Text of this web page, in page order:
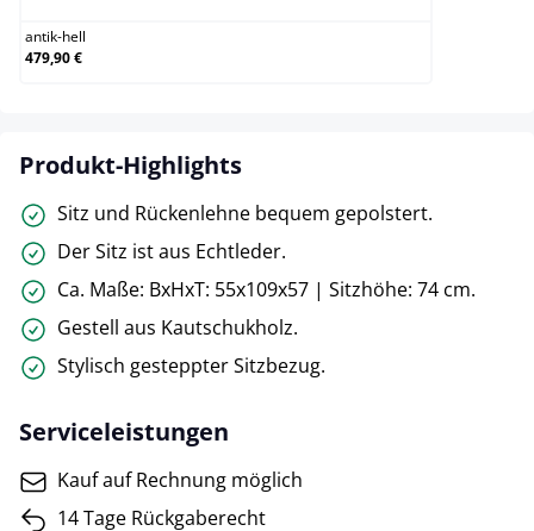
antik-hell
479,90 €
Produkt-Highlights
Sitz und Rückenlehne bequem gepolstert.
Der Sitz ist aus Echtleder.
Ca. Maße: BxHxT: 55x109x57 | Sitzhöhe: 74 cm.
Gestell aus Kautschukholz.
Stylisch gesteppter Sitzbezug.
Serviceleistungen
Kauf auf Rechnung möglich
14 Tage Rückgaberecht